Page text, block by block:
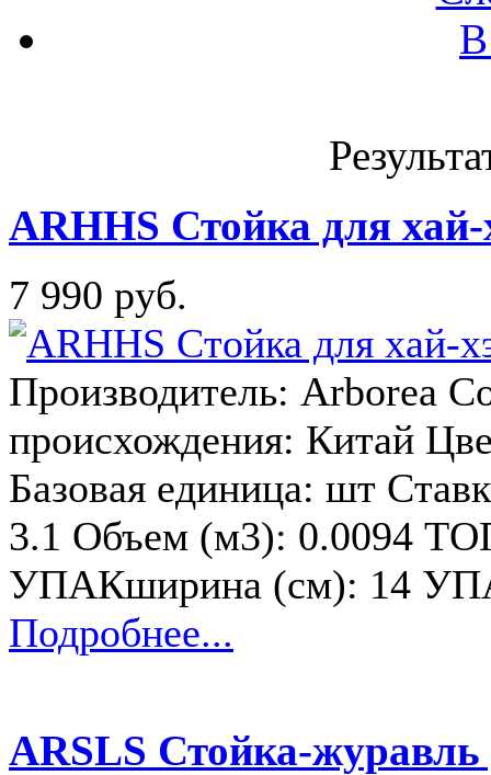
ARHHS Стойка для
7 990 руб.
Производитель: Arborea
происхождения: Китай
Базовая единица: шт
3.1 Объем (м3): 0.0094
УПАКширина (см): 14
Подробнее...
ARSLS Стойка-